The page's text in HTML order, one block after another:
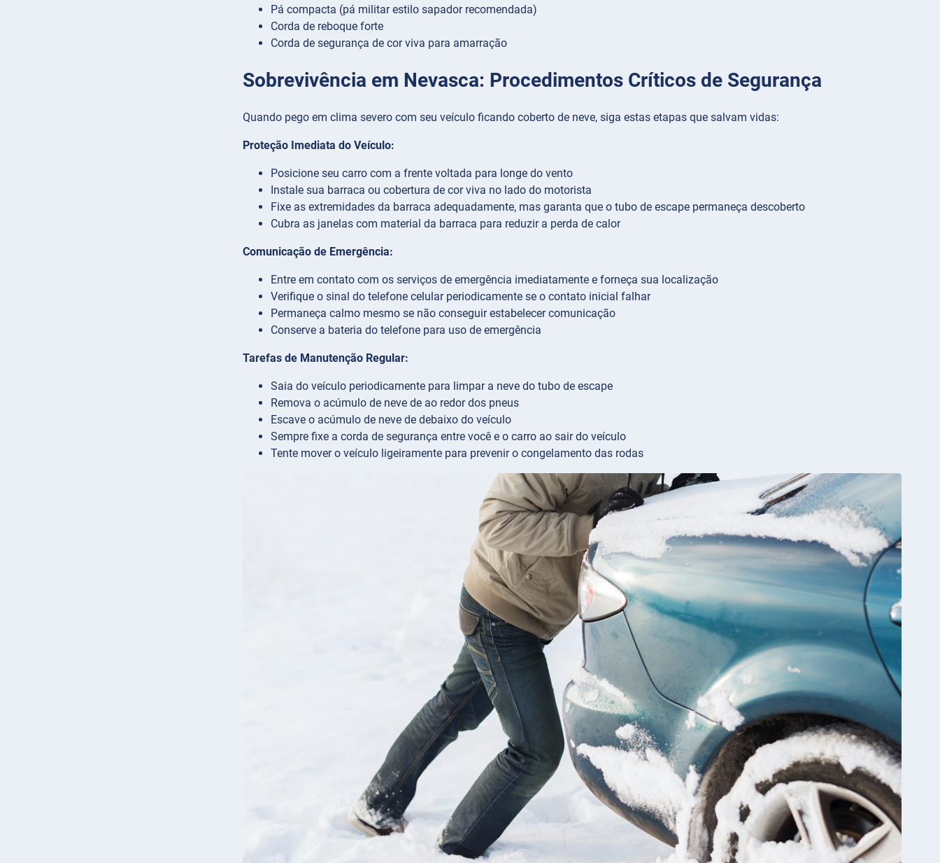
Pá compacta (pá militar estilo sapador recomendada)
Corda de reboque forte
Corda de segurança de cor viva para amarração
Sobrevivência em Nevasca: Procedimentos Críticos de Segurança
Quando pego em clima severo com seu veículo ficando coberto de neve, siga estas etapas que salvam vidas:
Proteção Imediata do Veículo:
Posicione seu carro com a frente voltada para longe do vento
Instale sua barraca ou cobertura de cor viva no lado do motorista
Fixe as extremidades da barraca adequadamente, mas garanta que o tubo de escape permaneça descoberto
Cubra as janelas com material da barraca para reduzir a perda de calor
Comunicação de Emergência:
Entre em contato com os serviços de emergência imediatamente e forneça sua localização
Verifique o sinal do telefone celular periodicamente se o contato inicial falhar
Permaneça calmo mesmo se não conseguir estabelecer comunicação
Conserve a bateria do telefone para uso de emergência
Tarefas de Manutenção Regular:
Saia do veículo periodicamente para limpar a neve do tubo de escape
Remova o acúmulo de neve de ao redor dos pneus
Escave o acúmulo de neve de debaixo do veículo
Sempre fixe a corda de segurança entre você e o carro ao sair do veículo
Tente mover o veículo ligeiramente para prevenir o congelamento das rodas